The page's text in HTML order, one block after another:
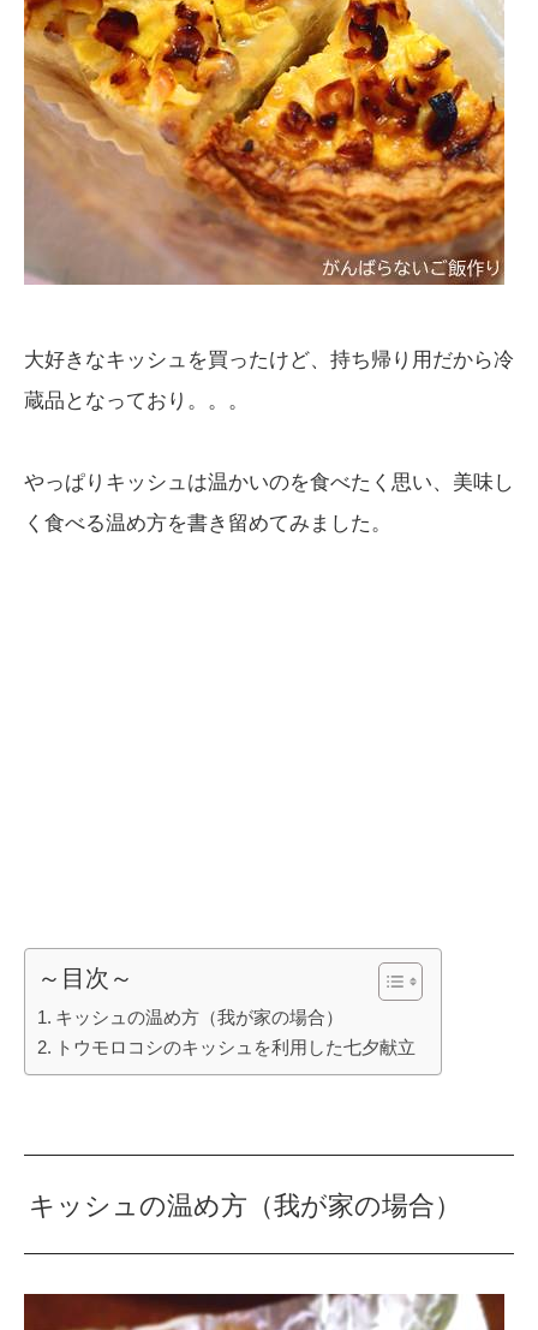
大好きなキッシュを買ったけど、持ち帰り用だから冷
蔵品となっており。。。
やっぱりキッシュは温かいのを食べたく思い、美味し
く食べる温め方を書き留めてみました。
～目次～
キッシュの温め方（我が家の場合）
トウモロコシのキッシュを利用した七夕献立
キッシュの温め方（我が家の場合）